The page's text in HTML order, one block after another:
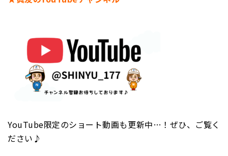
YouTube限定のショート動画も更新中…！ぜひ、ご覧く
ださい♪